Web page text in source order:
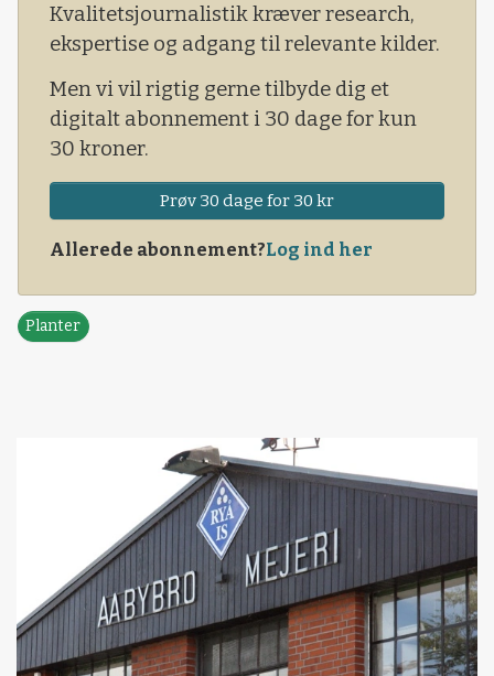
fremtiden.
Kvalitetsjournalistik kræver research,
ekspertise og adgang til relevante kilder.
Men vi vil rigtig gerne tilbyde dig et
digitalt abonnement i 30 dage for kun
30 kroner.
Prøv 30 dage for 30 kr
Allerede abonnement?Log ind her
Planter